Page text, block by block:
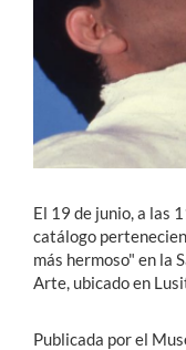
English
El 19 de junio, a las
catálogo
más hermoso" en la
Arte, ubicado en
Publicada por el